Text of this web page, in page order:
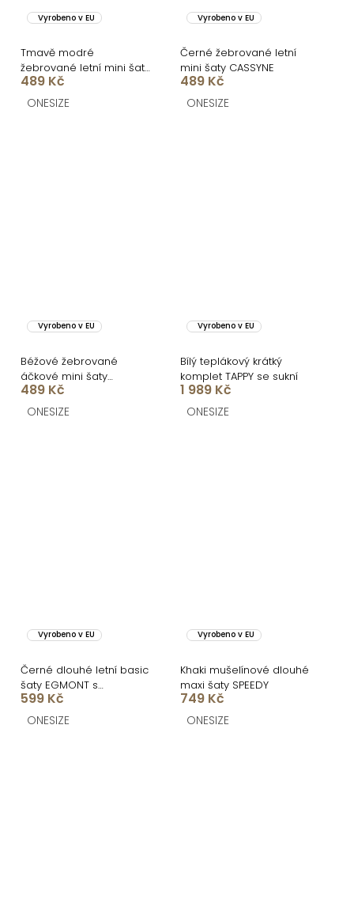
Vyrobeno v EU
Tmavě modré
žebrované letní mini šaty
CASSYNE
489 Kč
ONESIZE
Vyrobeno v EU
Černé žebrované letní
mini šaty CASSYNE
489 Kč
ONESIZE
Vyrobeno v EU
Béžové žebrované
áčkové mini šaty
CASSYNE
489 Kč
ONESIZE
Vyrobeno v EU
Bílý teplákový krátký
komplet TAPPY se sukní
1 989 Kč
ONESIZE
Vyrobeno v EU
Černé dlouhé letní basic
šaty EGMONT s
rozparkem
599 Kč
ONESIZE
Vyrobeno v EU
Khaki mušelínové dlouhé
maxi šaty SPEEDY
749 Kč
ONESIZE